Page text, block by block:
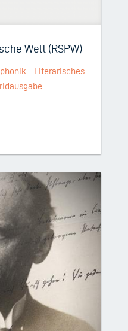
Welt (RSPW)
– Literarisches